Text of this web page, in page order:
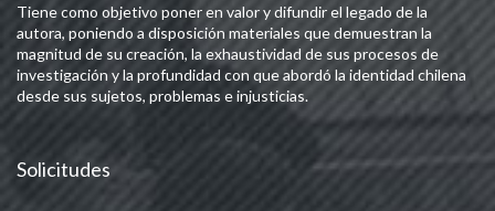
Tiene como objetivo poner en valor y difundir el legado de la
autora, poniendo a disposición materiales que demuestran la
magnitud de su creación, la exhaustividad de sus procesos de
investigación y la profundidad con que abordó la identidad chilena
desde sus sujetos, problemas e injusticias.
Solicitudes